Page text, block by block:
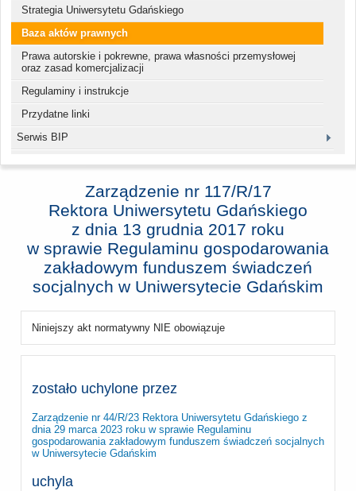
Strategia Uniwersytetu Gdańskiego
Baza aktów prawnych
Prawa autorskie i pokrewne, prawa własności przemysłowej
oraz zasad komercjalizacji
Regulaminy i instrukcje
Przydatne linki
Serwis BIP
Zarządzenie nr 117/R/17
Rektora Uniwersytetu Gdańskiego
z dnia 13 grudnia 2017 roku
w sprawie Regulaminu gospodarowania
zakładowym funduszem świadczeń
socjalnych w Uniwersytecie Gdańskim
Niniejszy akt normatywny NIE obowiązuje
zostało uchylone przez
Zarządzenie nr 44/R/23 Rektora Uniwersytetu Gdańskiego z
dnia 29 marca 2023 roku w sprawie Regulaminu
gospodarowania zakładowym funduszem świadczeń socjalnych
w Uniwersytecie Gdańskim
uchyla